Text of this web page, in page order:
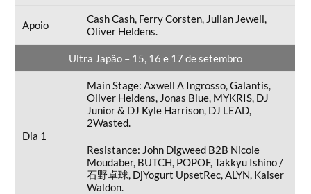
Apoio
Cash Cash, Ferry Corsten, Julian Jeweil,
Oliver Heldens.
Ultra Japão – 15, 16 e 17 de setembro
Dia 1
Main Stage: Axwell Λ Ingrosso, Galantis,
Oliver Heldens, Jonas Blue, MYKRIS, DJ
Junior & DJ Kyle Harrison, DJ LEAD,
2Wasted.
Resistance: John Digweed B2B Nicole
Moudaber, BUTCH, POPOF, Takkyu Ishino /
石野卓球, DjYogurt UpsetRec, ALYN, Kaiser
Waldon.